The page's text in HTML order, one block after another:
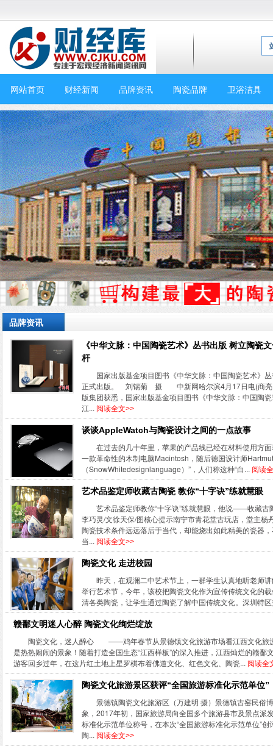
网站首页 财经新闻 品牌资讯 陶瓷品牌 卫浴洁具
品牌资讯
《中华文脉：中国陶瓷艺术》丛书出版 树立陶瓷
杆
国家出版基金项目图书《中华文脉：中国陶瓷艺术》
正式出版。 刘锡菊 摄 中新网哈尔滨4月17日电(商亮
版集团获悉，国家出版基金项目图书《中华文脉：中国陶
江... 阅读全文>>
谈谈AppleWatch与陶瓷设计之间的一点故事
在过去的几十年里，苹果的产品线已经在材料使用方
一款革命性的木制电脑Macintosh，随后德国设计师
（SnowWhitedesignlanguage）”，人们称这种“白... 阅读
艺术品鉴定师收藏古陶瓷 教你“十字诀”练就慧眼
艺术品鉴定师教你“十字诀”练就慧眼，他说——收藏
李巧灵/文徐天保/图核心提示南宁市青花堂古玩店，堂主杨
陶瓷技术条件远远落后于当代，却能烧出如此精美的瓷器
当... 阅读全文>>
陶瓷文化 走进校园
昨天，在观澜二中艺术节上，一群学生认真地听老师
举行艺术节，今年，该校把陶瓷文化作为宣传传统文化的
清各类陶瓷，让学生通过陶瓷了解中国传统文化。深圳特
赣鄱文明迷人心醉 陶瓷文化绚烂绽放
陶瓷文化，迷人醉心 ——鸡年春节从景德镇文化旅游市场看江西文化
是热热闹闹的景象！随着打造全国生态“江西样板”的深入推进，江西灿烂的赣
游客回乡过年，在这片红土地上星罗棋布着佛道文化、红色文化、陶瓷... 阅读全
陶瓷文化旅游景区获评“全国旅游标准化示范单位”
景德镇陶瓷文化旅游区（万建明 摄）景德镇古窑民俗
象，2017年初，国家旅游局向全国多个旅游县市及景点派
标准化示范单位称号，在本次“全国旅游标准化示范单位”
陶... 阅读全文>>